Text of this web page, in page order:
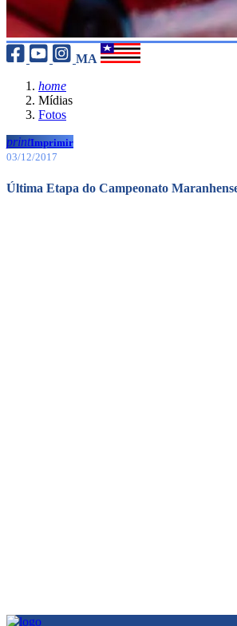
MA
home
Mídias
Fotos
printImprimir
03/12/2017
Última Etapa do Campeonato